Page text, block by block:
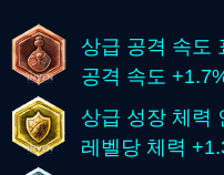
상급 공격 속도
공격 속도
상급 성장 체력
레벨당 체력